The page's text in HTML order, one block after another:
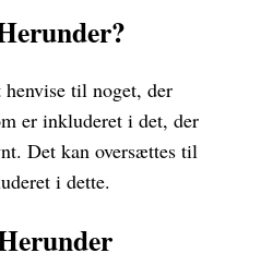
til noget, der
er inkluderet i det, der
Det kan oversættes til
i dette.